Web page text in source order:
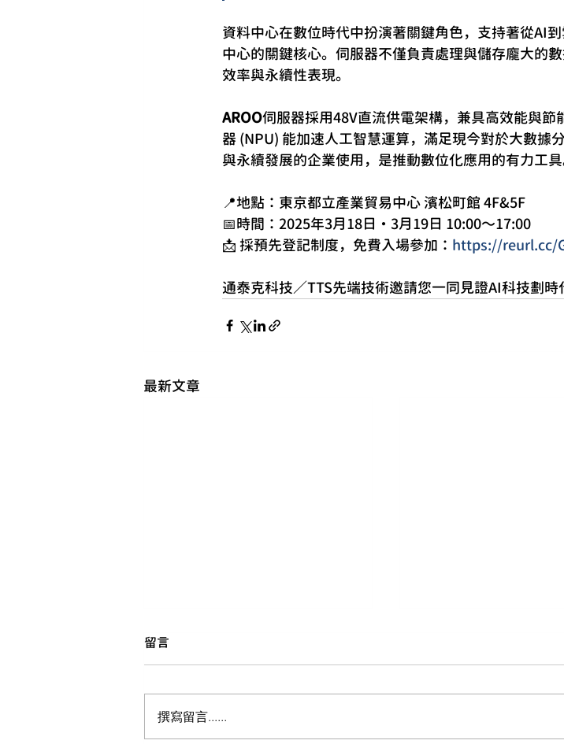
資料中心在數位時代中扮演著關鍵角色，支持著從AI
中心的關鍵核心。伺服器不僅負責處理與儲存龐大的
效率與永續性表現。
AROO伺服器採用48V直流供電架構，兼具高效能與
器 (NPU) 能加速人工智慧運算，滿足現今對於大數據
與永續發展的企業使用，是推動數位化應用的有力工具
📍地點：東京都立產業貿易中心 濱松町館 4F&5F
📅時間：2025年3月18日・3月19日 10:00〜17:00
📩 採預先登記制度，免費入場參加： https://reurl.cc/
通泰克科技／TTS先端技術邀請您一同見證AI科技劃時
最新文章
留言
撰寫留言......